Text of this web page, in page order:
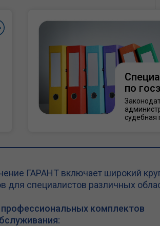
по
судебная
ГАРАНТ включает широкий
для специалистов различных
комплектов